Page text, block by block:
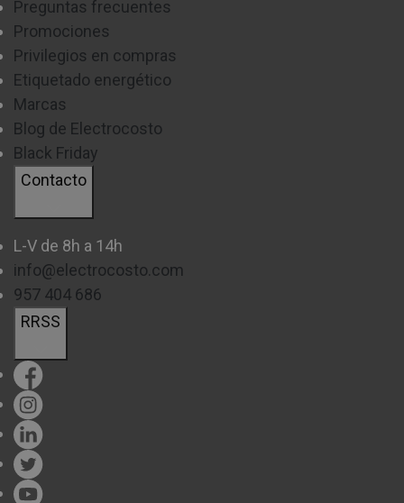
Preguntas frecuentes
Promociones
Privilegios en compras
Etiquetado energético
Marcas
Blog de Electrocosto
Black Friday
Contacto
L-V de 8h a 14h
info@electrocosto.com
957 404 686
RRSS